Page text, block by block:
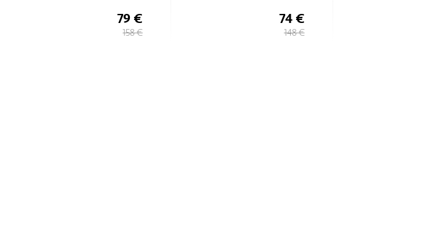
74 €
148 €
77 €
154 €